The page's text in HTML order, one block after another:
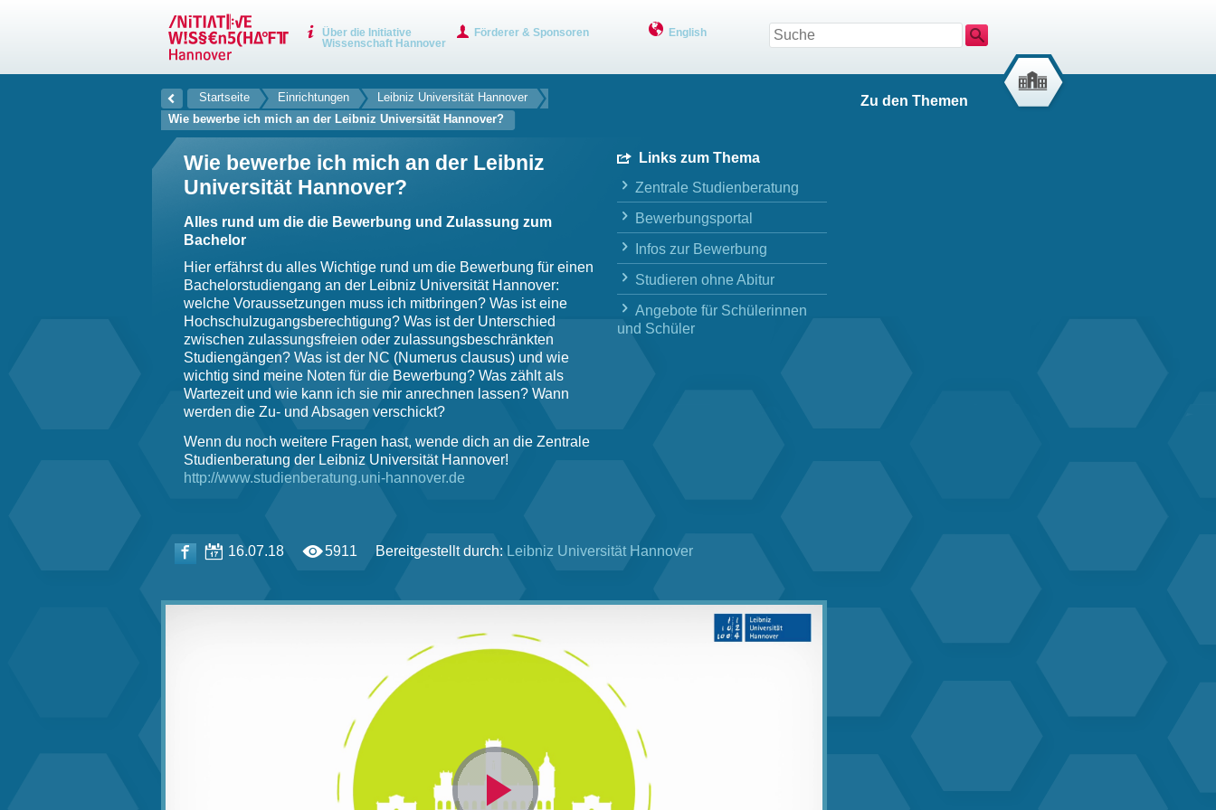
Über die Initiative
Wissenschaft Hannover
Förderer & Sponsoren English
Zu den Themen
Startseite Einrichtungen
Leibniz Universität Hannover
Wie bewerbe ich mich an der Leibniz Universität Hannover?
Wie bewerbe ich mich an der Leibniz
Universität Hannover?
Alles rund um die die Bewerbung und Zulassung zum
Bachelor
Hier erfährst du alles Wichtige rund um die Bewerbung für einen
Bachelorstudiengang an der Leibniz Universität Hannover:
welche Voraussetzungen muss ich mitbringen? Was ist eine
Hochschulzugangsberechtigung? Was ist der Unterschied
zwischen zulassungsfreien oder zulassungsbeschränkten
Studiengängen? Was ist der NC (Numerus clausus) und wie
wichtig sind meine Noten für die Bewerbung? Was zählt als
Wartezeit und wie kann ich sie mir anrechnen lassen? Wann
werden die Zu- und Absagen verschickt?
Wenn du noch weitere Fragen hast, wende dich an die Zentrale
Studienberatung der Leibniz Universität Hannover!
http://www.studienberatung.uni-hannover.de
Links zum Thema
Zentrale Studienberatung
Bewerbungsportal
Infos zur Bewerbung
Studieren ohne Abitur
Angebote für Schülerinnen
und Schüler
16.07.18 5911 Bereitgestellt durch: Leibniz Universität Hannover